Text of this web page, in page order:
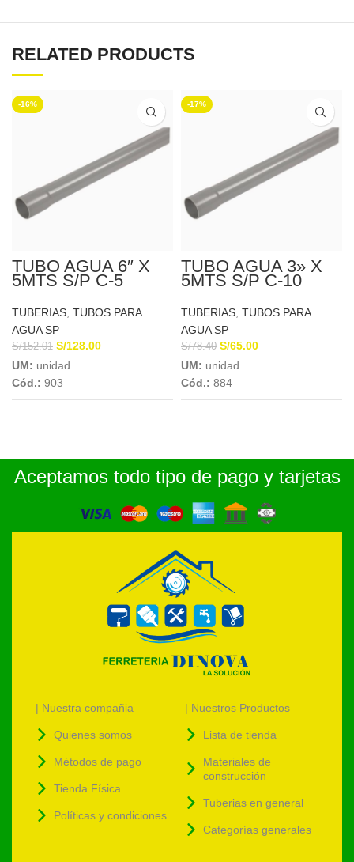
RELATED PRODUCTS
-16%
TUBO AGUA 6″ X
5MTS S/P C-5
TUBERIAS TUBOS PARA
AGUA SP
S/152.01 S/128.00
UM: unidad
Cód.: 903
-17%
TUBO AGUA 3» X
5MTS S/P C-10
TUBERIAS TUBOS PARA
AGUA SP
S/78.40 S/65.00
UM: unidad
Cód.: 884
Aceptamos todo tipo de pago y tarjetas
| Nuestra compañia
Quienes somos
Métodos de pago
Tienda Física
Políticas y condiciones
| Nuestros Productos
Lista de tienda
Materiales de
construcción
Tuberias en general
Categorías generales